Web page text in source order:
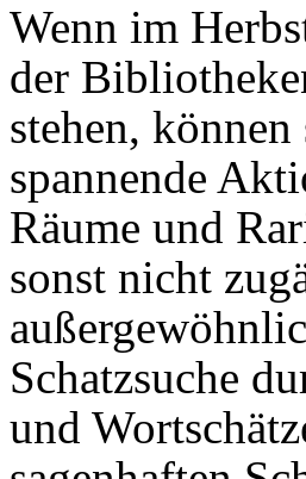
Wenn im
der
stehen,
spannende
Räume und
sonst nicht
Schatzsuche
und